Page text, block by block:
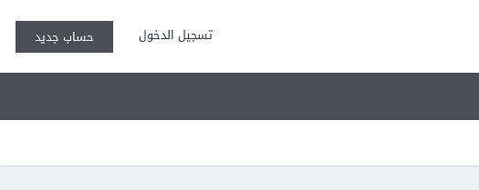
تسجيل الدخول حساب جديد